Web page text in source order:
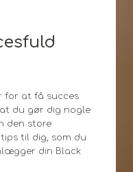
for at få succes
du gør dig nogle
den store
til dig, som du
din Black